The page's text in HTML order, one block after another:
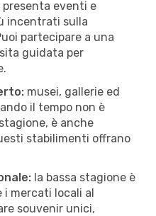
presenta eventi e
incentrati sulla
partecipare a una
guidata per
musei, gallerie ed
il tempo non è
è anche
stabilimenti offrano
la bassa stagione è
mercati locali al
souvenir unici,